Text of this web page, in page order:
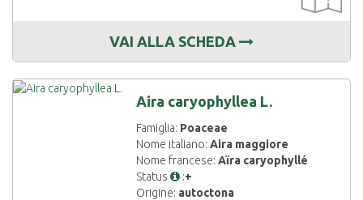
VAI ALLA SCHEDA
Aira caryophyllea L.
Famiglia: Poaceae
Nome italiano:Aira maggiore
Nome francese:Aïra caryophyllé
Status
:+
Origine: autoctona